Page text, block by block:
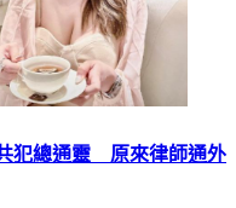
犯總通靈 原來律師通外